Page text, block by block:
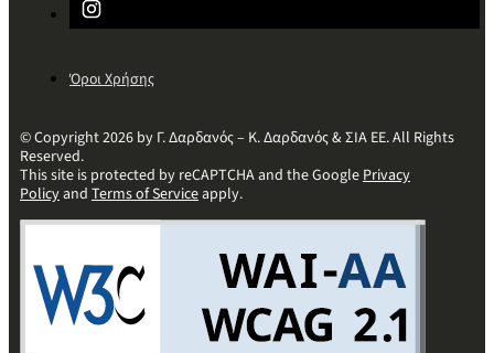
Όροι Χρήσης
© Copyright 2026 by Γ. Δαρδανός – Κ. Δαρδανός & ΣΙΑ ΕΕ. All Rights
Reserved.
This site is protected by reCAPTCHA and the GooglePrivacy
Policyand Terms of Serviceapply.